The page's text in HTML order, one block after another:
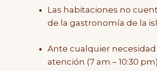
Las habitaciones no
de la gastronomía de la
Ante cualquier
atención (7 am – 10:30